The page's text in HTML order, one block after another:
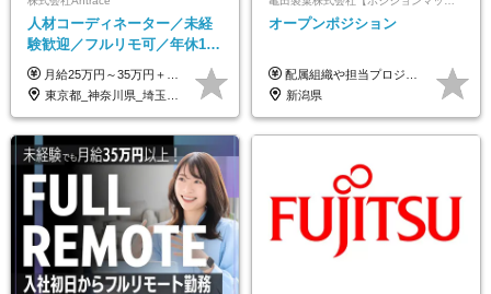
人材コーディネーター／未経
験歓迎／フルリモ可／年休127
日／おしゃれ自由／海外研修
年10回／美容・サウナ割あり
月給25万円～35万円＋インセンティブ 未経験者：月給25万円～＋インセンティブ 経験者：月給35万円～＋インセンティブ （※経験者は営業経験5年以上の方を想定） ※経験・スキルなどを考慮のうえ、決定します ※時間外手当は別途全額支給します
東京都_神奈川県_埼玉県_千葉県_大阪府_愛知県_北海道_青森県_岩手県_宮城県_秋田県_山形県_福島県_茨城県_栃木県_群馬県_新潟県_山梨県_長野県_富山県_石川県_福井県_静岡県_岐阜県_三重県_兵庫県_京都府_滋賀県_奈良県_和歌山県_広島県_岡山県_鳥取県_島根県_山口県_徳島県_香川県_愛媛県_高知県_福岡県_熊本県_佐賀県_長崎県_大分県_宮崎県_鹿児島県_沖縄県
オープンポジション
配属組織や担当プロジェクトにより異なります。 想定年収：400万円～1000万円 ※ご経験やスキルに応じて決定します。 ※上記想定年収はあくまでも目安の金額であり、 選考を通じて上下する可能性があります。
新潟県